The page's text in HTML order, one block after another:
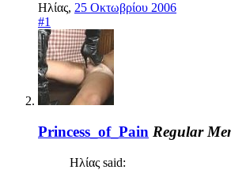
Ηλίας, 25 Οκτωβρίου 2006
#1
Princess_of_Pain Regular
Ηλίας said: